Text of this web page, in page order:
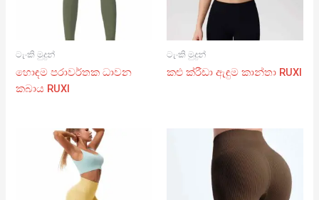
ටැංකි මුදුන්
හොඳම පරාවර්තක ධාවන
කබාය RUXI
ටැංකි මුදුන්
කළු ක්රීඩා ඇඳුම කාන්තා RUXI